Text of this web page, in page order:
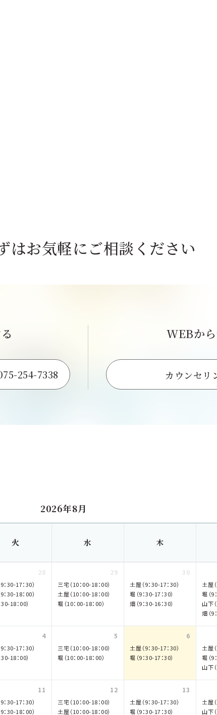
はお気軽にご相談ください
254-7338
WEBか
カウンセリ
2026年8月
火 水 木
28
：30-17：30）
：30-18：00）
30-18：00）
29
三宅（10：00-18：00）
土屋（10：00-18：00）
堀（10：00-18：00）
30
土屋（9：30-17：30）
堀（9：30-17：30）
畑（9：30-16：30）
土屋
堀（9
山下
畑（9
4
：30-17：30）
30-18：00）
5
三宅（10：00-18：00）
堀（10：00-18：00）
6
土屋（9：30-17：30）
堀（9：30-17：30）
土屋
堀（9
山下
11
：30-17：30）
：30-18：00）
12
三宅（10：00-18：00）
土屋（10：00-18：00）
13
土屋（9：30-17：30）
堀（9：30-17：30）
土屋
山下